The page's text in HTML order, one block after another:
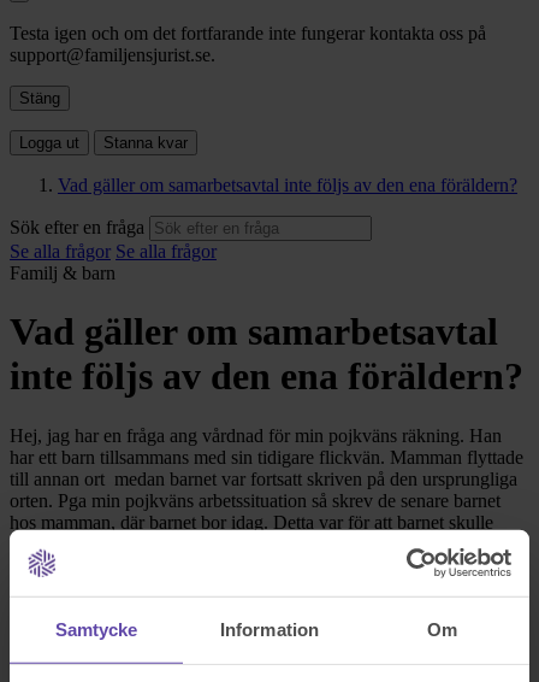
Samtycke Information Om
Testa igen och om det fortfarande inte fungerar kontakta oss på
support@familjensjurist.se.
Stäng
Logga ut Stanna kvar
Vad gäller om samarbetsavtal inte följs av den ena föräldern?
Sök efter en fråga
Se alla frågor Se alla frågor
Familj & barn
Vad gäller om samarbetsavtal
inte följs av den ena föräldern?
Hej, jag har en fråga ang vårdnad för min pojkväns räkning. Han
har ett barn tillsammans med sin tidigare flickvän. Mamman flyttade
till annan ort medan barnet var fortsatt skriven på den ursprungliga
orten. Pga min pojkväns arbetssituation så skrev de senare barnet
hos mamman, där barnet bor idag. Detta var för att barnet skulle
kunna börja på förskola i den kommunen. De har delad vårdnad
men det är svårt att få mamman att samarbeta kring
kan vara ett tandläkarbesök eller något annat som är ursäkten till att